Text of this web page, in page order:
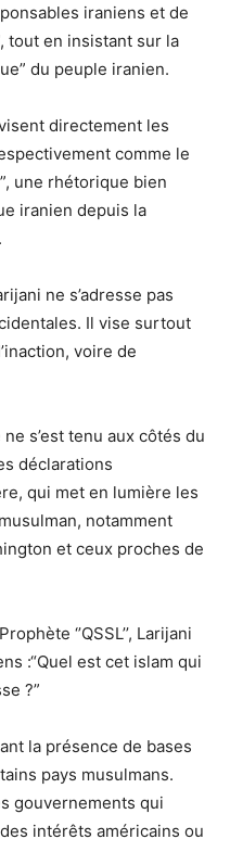
iraniens et de
tout en insistant sur la
du peuple iranien.
directement les
comme le
une rhétorique bien
iranien depuis la
ne s’adresse pas
Il vise surtout
voire de
s’est tenu aux côtés du
déclarations
qui met en lumière les
notamment
et ceux proches de
‘’QSSL’’, Larijani
:“Quel est cet islam qui
?”
la présence de bases
pays musulmans.
gouvernements qui
intérêts américains ou